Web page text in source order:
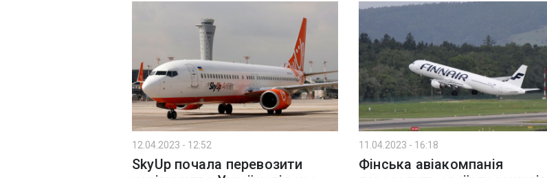
12.04.2023 - 12:52
SkyUp почала перевозити
11.04.2023 - 16:18
Фінська авіакомпанія